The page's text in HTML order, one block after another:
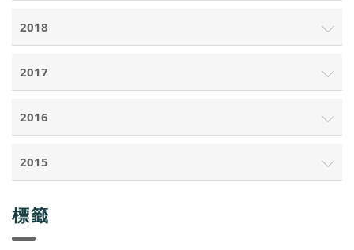
2018
2017
2016
2015
標籤